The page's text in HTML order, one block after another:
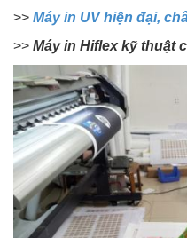
>> Máy in UV hiện đại,
>> Máy in Hiflex kỹ thuật